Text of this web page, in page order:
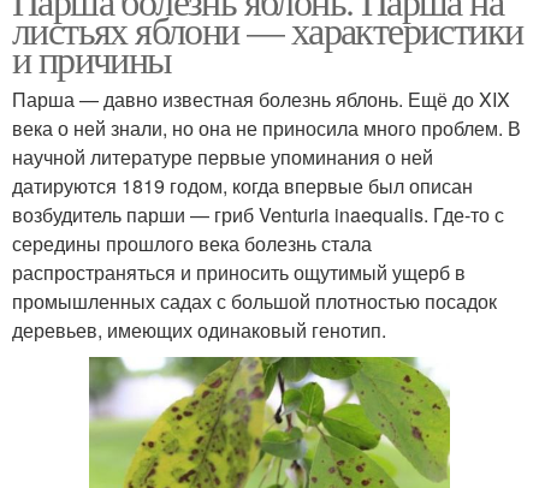
листьях яблони — характеристики
и причины
Парша — давно известная болезнь яблонь. Ещё до XIX
века о ней знали, но она не приносила много проблем. В
научной литературе первые упоминания о ней
датируются 1819 годом, когда впервые был описан
возбудитель парши — гриб Venturia inaequalis. Где-то с
середины прошлого века болезнь стала
распространяться и приносить ощутимый ущерб в
промышленных садах с большой плотностью посадок
деревьев, имеющих одинаковый генотип.